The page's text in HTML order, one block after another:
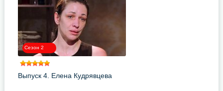
Сезон 2
Выпуск 4. Елена Кудрявцева